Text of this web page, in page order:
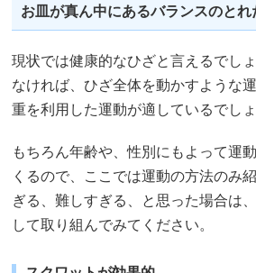
お皿が真ん中にあるバランスのとれ
現状では健康的なひざと言えるでし
なければ、ひざ全体を動かすような
重を利用した運動が適しているでしょ
もちろん年齢や、性別にもよって運
くるので、ここでは運動の方法のみ
ぎる、難しすぎる、と思った場合は
して取り組んでみてください。